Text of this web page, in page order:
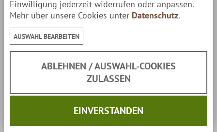
Einwilligung jederzeit widerrufen oder anpassen.
Mehr über unsere Cookies unter Datenschutz.
AUSWAHL BEARBEITEN
ABLEHNEN / AUSWAHL-COOKIES
ZULASSEN
EINVERSTANDEN